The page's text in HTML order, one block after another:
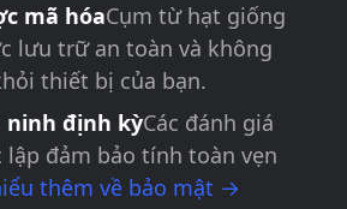
mã hóaCụm từ hạt giống
lưu trữ an toàn và không
thiết bị của bạn.
ninh định kỳCác đánh giá
lập đảm bảo tính toàn vẹn
thêm về bảo mật →